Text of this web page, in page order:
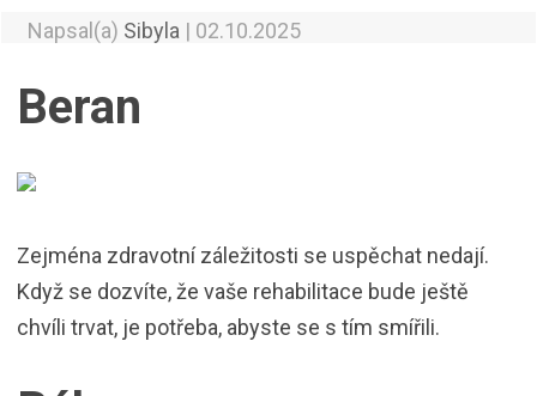
Napsal(a) Sibyla | 02.10.2025
Beran
Zejména zdravotní záležitosti se uspěchat nedají.
Když se dozvíte, že vaše rehabilitace bude ještě
chvíli trvat, je potřeba, abyste se s tím smířili.